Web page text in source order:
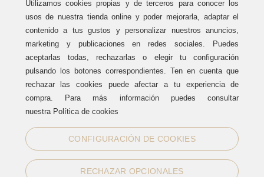
Guía de compra
Métodos de envío
Área de clientes
Devolución sin problemas
Haz tus compras sin miedo a
equivocarte:
aceptamos devolucionesdurante
15 días.
Sellos de confianza
Utilizamos cookies propias y de terceros para conocer los
usos de nuestra tienda online y poder mejorarla, adaptar el
contenido a tus gustos y personalizar nuestros anuncios,
marketing y publicaciones en redes sociales. Puedes
aceptarlas todas, rechazarlas o elegir tu configuración
pulsando los botones correspondientes. Ten en cuenta que
rechazar las cookies puede afectar a tu experiencia de
compra. Para más información puedes consultar
nuestra Política de cookies
CONFIGURACIÓN DE COOKIES
RECHAZAR OPCIONALES